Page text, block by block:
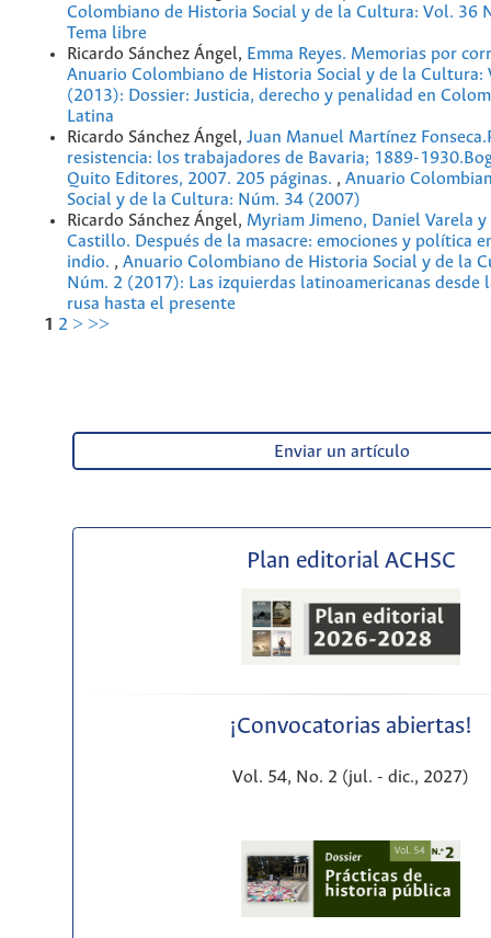
Colombiano de Historia Social y de la Cultura: Vol. 36
Tema libre
Ricardo Sánchez Ángel, Emma Reyes. Memorias por
Anuario Colombiano de Historia Social y de la Cultura:
(2013): Dossier: Justicia, derecho y penalidad en
Latina
Ricardo Sánchez Ángel, Juan Manuel Martínez
resistencia: los trabajadores de Bavaria; 1889-
Quito Editores, 2007. 205 páginas. , Anuario
Social y de la Cultura: Núm. 34 (2007)
Ricardo Sánchez Ángel, Myriam Jimeno, Daniel Varela y
Castillo. Después de la masacre: emociones y política
indio. , Anuario Colombiano de Historia Social y de la
Núm. 2 (2017): Las izquierdas latinoamericanas desde
rusa hasta el presente
1 2 > >>
Enviar un artículo
Plan editorial ACHSC
¡Convocatorias abiertas!
Vol. 54, No. 2 (jul. - dic., 2027)